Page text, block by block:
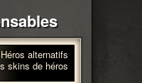
Héros alternatifs
skins de héros